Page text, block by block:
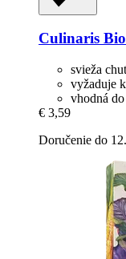
Culinaris
svieža
vyžaduje
vhodná
€ 3,59
Doručenie do